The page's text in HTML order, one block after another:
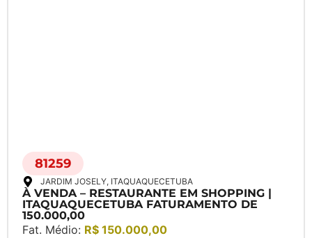
81259
JARDIM JOSELY, ITAQUAQUECETUBA
À VENDA – RESTAURANTE EM SHOPPING |
ITAQUAQUECETUBA FATURAMENTO DE
150.000,00
Fat. Médio: R$ 150.000,00